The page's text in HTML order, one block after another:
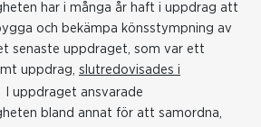
har i många år haft i uppdrag att
och bekämpa könsstympning av
senaste uppdraget, som var ett
uppdrag, slutredovisades i
I uppdraget ansvarade
bland annat för att samordna,